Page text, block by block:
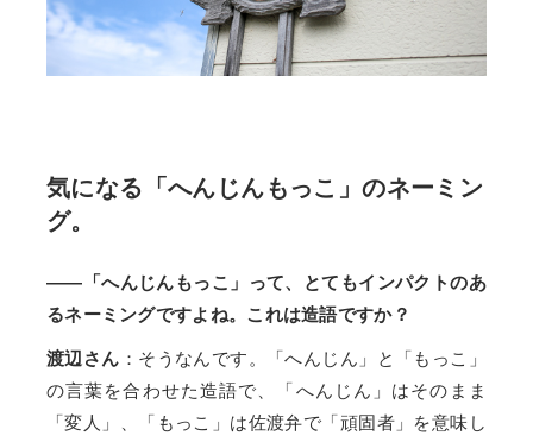
気になる「へんじんもっこ」のネーミン
グ。
――「へんじんもっこ」って、とてもインパクトのあ
るネーミングですよね。これは造語ですか？
渡辺さん ：そうなんです。「へんじん」と「もっこ」
の言葉を合わせた造語で、「へんじん」はそのまま
「変人」、「もっこ」は佐渡弁で「頑固者」を意味し